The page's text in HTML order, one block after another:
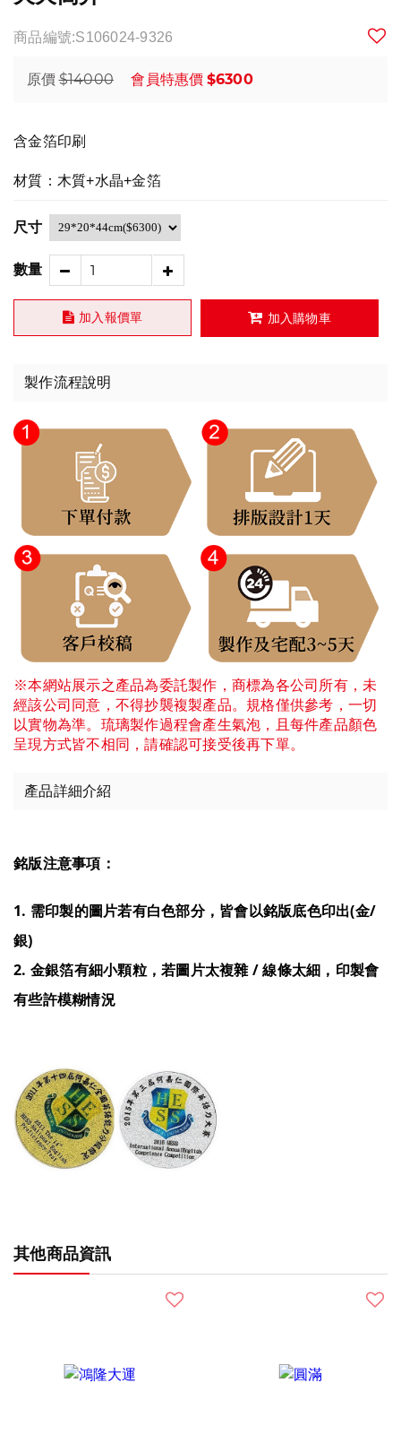
商品編號:S106024-9326
原價 $14000 會員特惠價 $6300
含金箔印刷
材質：木質+水晶+金箔
尺寸
數量
加入報價單 加入購物車
製作流程說明
※本網站展示之產品為委託製作，商標為各公司所有，未
經該公司同意，不得抄襲複製產品。規格僅供參考，一切
以實物為準。琉璃製作過程會產生氣泡，且每件產品顏色
呈現方式皆不相同，請確認可接受後再下單。
產品詳細介紹
銘版注意事項：
1. 需印製的圖片若有白色部分，皆會以銘版底色印出(金/
銀)
2. 金銀箔有細小顆粒，若圖片太複雜 / 線條太細，印製會
有些許模糊情況
其他商品資訊